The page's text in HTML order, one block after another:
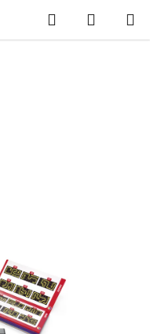
Hledat
KOŠÍK